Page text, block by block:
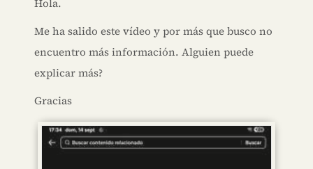
Hola.
Me ha salido este vídeo y por más que busco no
encuentro más información. Alguien puede
explicar más?
Gracias